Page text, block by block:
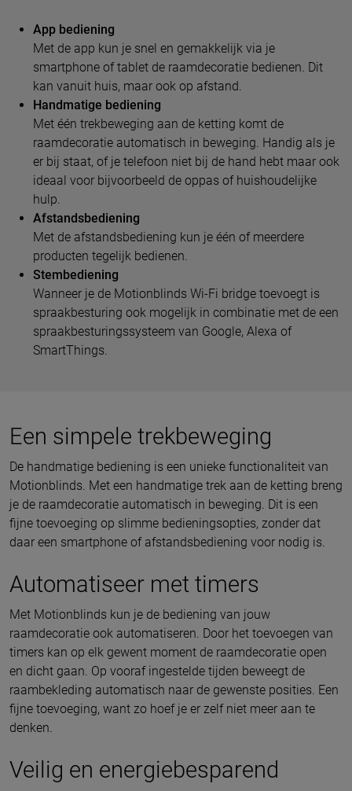
App bediening
Met de app kun je snel en gemakkelijk via je
smartphone of tablet de raamdecoratie bedienen. Dit
kan vanuit huis, maar ook op afstand.
Handmatige bediening
Met één trekbeweging aan de ketting komt de
raamdecoratie automatisch in beweging. Handig als je
er bij staat, of je telefoon niet bij de hand hebt maar ook
ideaal voor bijvoorbeeld de oppas of huishoudelijke
hulp.
Afstandsbediening
Met de afstandsbediening kun je één of meerdere
producten tegelijk bedienen.
Stembediening
Wanneer je de Motionblinds Wi-Fi bridge toevoegt is
spraakbesturing ook mogelijk in combinatie met de een
spraakbesturingssysteem van Google, Alexa of
SmartThings.
Een simpele trekbeweging
De handmatige bediening is een unieke functionaliteit van
Motionblinds. Met een handmatige trek aan de ketting breng
je de raamdecoratie automatisch in beweging. Dit is een
fijne toevoeging op slimme bedieningsopties, zonder dat
daar een smartphone of afstandsbediening voor nodig is.
Automatiseer met timers
Met Motionblinds kun je de bediening van jouw
raamdecoratie ook automatiseren. Door het toevoegen van
timers kan op elk gewent moment de raamdecoratie open
en dicht gaan. Op vooraf ingestelde tijden beweegt de
raambekleding automatisch naar de gewenste posities. Een
fijne toevoeging, want zo hoef je er zelf niet meer aan te
denken.
Veilig en energiebesparend